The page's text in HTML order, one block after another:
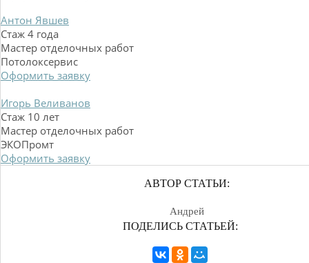
Антон Явшев
Стаж 4 года
Мастер отделочных работ
Потолоксервис
Оформить заявку
Игорь Веливанов
Стаж 10 лет
Мастер отделочных работ
ЭКОПромт
Оформить заявку
АВТОР СТАТЬИ:
Андрей
ПОДЕЛИСЬ СТАТЬЕЙ: